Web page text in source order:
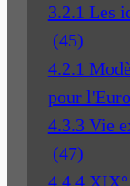
3.2.1 Les
(45)
4.2.1
pour
4.3.3 Vie
(47)
4.4.4